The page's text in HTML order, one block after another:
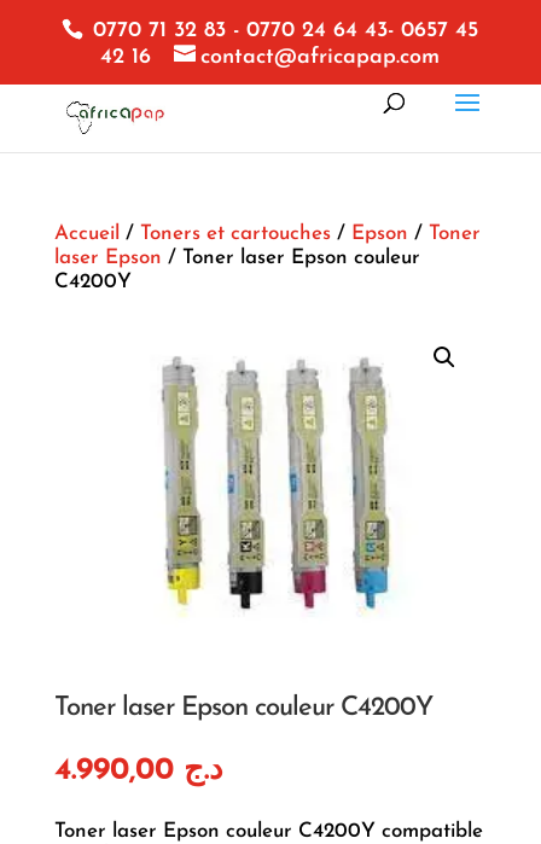
0770 71 32 83 - 0770 24 64 43- 0657 45
42 16
contact@africapap.com
Accueil / Toners et cartouches/ Epson / Toner
laser Epson / Toner laser Epson couleur
C4200Y
Toner laser Epson couleur C4200Y
د.ج 4.990,00
Toner laser Epson couleur C4200Y compatible